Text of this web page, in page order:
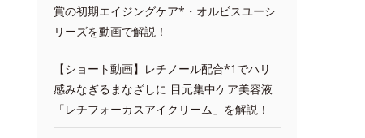
賞の初期エイジングケア*・オルビスユーシ
リーズを動画で解説！
【ショート動画】レチノール配合*1でハリ
感みなぎるまなざしに 目元集中ケア美容液
「レチフォーカスアイクリーム」を解説！